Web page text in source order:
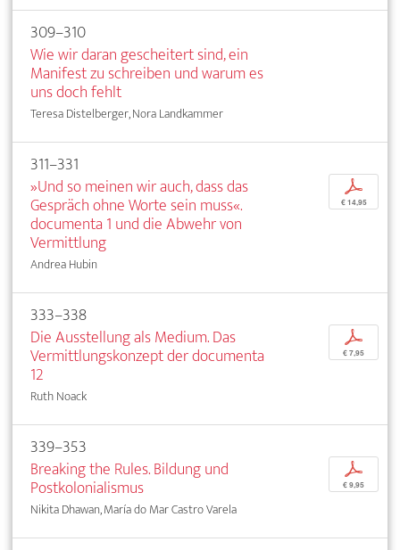
309–310
Wie wir daran gescheitert sind, ein
Manifest zu schreiben und warum es
uns doch fehlt
Teresa Distelberger, Nora Landkammer
311–331
»Und so meinen wir auch, dass das
Gespräch ohne Worte sein muss«.
documenta 1 und die Abwehr von
Vermittlung
Andrea Hubin
p
€ 14,95
333–338
Die Ausstellung als Medium. Das
Vermittlungskonzept der documenta
12
Ruth Noack
p
€ 7,95
339–353
Breaking the Rules. Bildung und
Postkolonialismus
Nikita Dhawan, María do Mar Castro Varela
p
€ 9,95